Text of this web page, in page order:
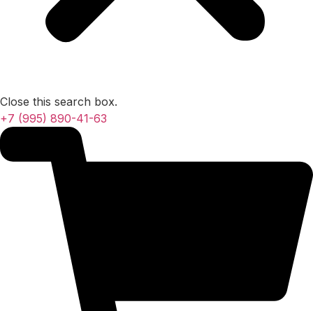
Close this search box.
+7 (995) 890-41-63